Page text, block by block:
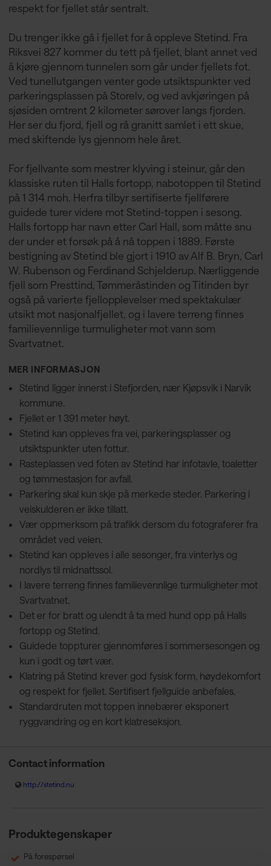
respekt for fjellet står sentralt.
Du trenger ikke gå i fjellet for å oppleve Stetind. Fra
Riksvei 827 kommer du tett på fjellet, blant annet ved
å kjøre gjennom tunnelen som går under fjellets fot.
Ved tunellutgangen venter gode utsiktspunkter ved
parkeringsplassen på Storelv, og ved avkjøringen på
sjøsiden omtrent 2 kilometer sørover langs fjorden.
Her ser du fjord, fjell og rå granitt samlet i ett skue,
med skiftende lys gjennom hele året.
For fjellvante som mestrer klyving i steinur, går den
klassiske ruten til Halls fortopp, nabotoppen til Stetind
på 1 314 moh. Herfra tilbyr sertifiserte fjellførere
guidede turer videre mot Stetind-toppen i sesong.
Halls fortopp har navn etter Carl Hall, som måtte snu
der under et forsøk på å nå toppen i 1889. Første
bestigning av Stetind ble gjort i 1910 av Alf B. Bryn, Carl
W. Rubenson og Ferdinand Schjelderup. Nærliggende
fjell som Presttind, Tømmeråstinden og Titinden byr
også på varierte fjellopplevelser med spektakulær
utsikt mot nasjonalfjellet, og i lavere terreng finnes
familievennlige turmuligheter mot vann som
Svartvatnet.
MER INFORMASJON
Stetind ligger innerst i Stefjorden, nær Kjøpsvik i Narvik
kommune.
Fjellet er 1 391 meter høyt.
Stetind kan oppleves fra vei, parkeringsplasser og
utsiktspunkter uten fottur.
Rasteplassen ved foten av Stetind har infotavle, toaletter
og tømmestasjon for avfall.
Parkering skal kun skje på merkede steder. Parkering i
veiskulderen er ikke tillatt.
Vær oppmerksom på trafikk dersom du fotograferer fra
området ved veien.
Stetind kan oppleves i alle sesonger, fra vinterlys og
nordlys til midnattssol.
I lavere terreng finnes familievennlige turmuligheter mot
Svartvatnet.
Det er for bratt og ulendt å ta med hund opp på Halls
fortopp og Stetind.
Guidede toppturer gjennomføres i sommersesongen og
kun i godt og tørt vær.
Klatring på Stetind krever god fysisk form, høydekomfort
og respekt for fjellet. Sertifisert fjellguide anbefales.
Standardruten mot toppen innebærer eksponert
ryggvandring og en kort klatreseksjon.
Contact information
http://stetind.nu
Produktegenskaper
På forespørsel